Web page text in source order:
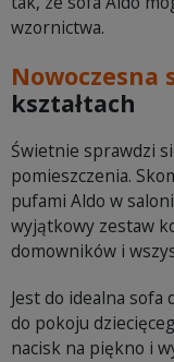
wzornictwa.
Nowoczesna
kształtach
Świetnie sprawdzi
pomieszczenia.
pufami Aldo w
wyjątkowy zestaw
domowników i
Jest do idealna
do pokoju
nacisk na piękno i